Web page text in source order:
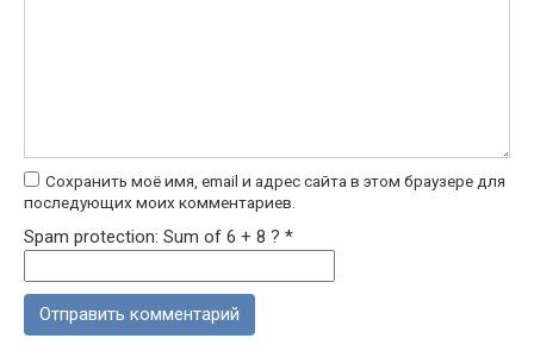
Сохранить моё имя, email и адрес сайта в этом браузере для
последующих моих комментариев.
Spam protection: Sum of 6 + 8 ? *